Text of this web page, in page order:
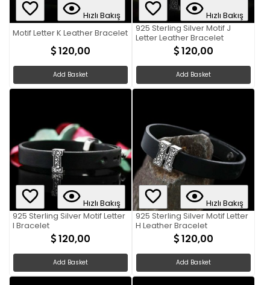
Hızlı Bakış
Motif Letter K Leather Bracelet
120,00
Add Basket
Hızlı Bakış
925 Sterling Silver Motif J
Letter Leather Bracelet
120,00
Add Basket
Hızlı Bakış
925 Sterling Silver Motif Letter
I Bracelet
120,00
Add Basket
Hızlı Bakış
925 Sterling Silver Motif Letter
H Leather Bracelet
120,00
Add Basket